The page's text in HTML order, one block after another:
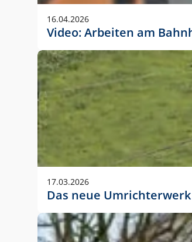
Die Logohöhe beträgt 4 – 10 %
folgende fest definierte
DIN A3 – 15 mm hoch (5 %)
DIN A1 – 39 mm hoch (5 %)
DIN lang – 10 mm hoch (5 %)
1080 x 1080 px – 78 px hoch
In Ausnahmefällen darf das
stets der vorherigen Absprache
16.04.2026
Video: Arbeiten am
17.03.2026
Das neue